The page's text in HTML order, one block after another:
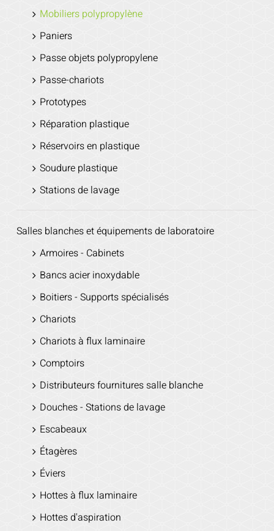
Mobiliers polypropylène
Paniers
Passe objets polypropylene
Passe-chariots
Prototypes
Réparation plastique
Réservoirs en plastique
Soudure plastique
Stations de lavage
Salles blanches et équipements de laboratoire
Armoires - Cabinets
Bancs acier inoxydable
Boitiers - Supports spécialisés
Chariots
Chariots à flux laminaire
Comptoirs
Distributeurs fournitures salle blanche
Douches - Stations de lavage
Escabeaux
Étagères
Éviers
Hottes à flux laminaire
Hottes d'aspiration